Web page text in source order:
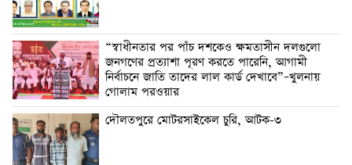
“স্বাধীনতার পর পাঁচ দশকেও ক্ষমতাসীন দলগুলো
জনগণের প্রত্যাশা পূরণ করতে পারেনি, আগামী
নির্বাচনে জাতি তাদের লাল কার্ড দেখাবে”–খুলনায়
গোলাম পরওয়ার
দৌলতপুরে মোটরসাইকেল চুরি, আটক-৩